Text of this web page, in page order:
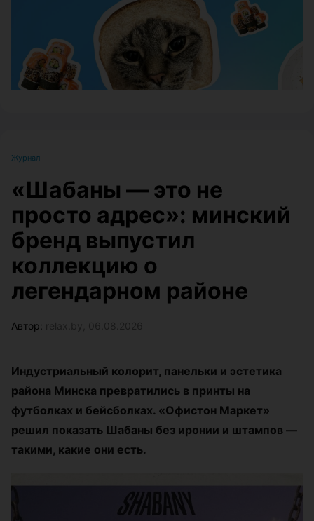
Журнал
«Шабаны — это не
просто адрес»: минский
бренд выпустил
коллекцию о
легендарном районе
Автор:
Индустриальный колорит, панельки и эстетика
района Минска превратились в принты на
футболках и бейсболках. «Офистон Маркет»
решил показать Шабаны без иронии и штампов —
такими, какие они есть.